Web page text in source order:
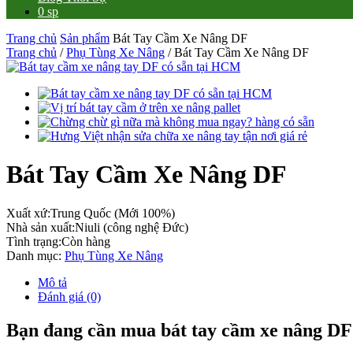
0 sp
Trang chủ Sản phẩm Bát Tay Cầm Xe Nâng DF
Trang chủ /Phụ Tùng Xe Nâng / Bát Tay Cầm Xe Nâng DF
Bát Tay Cầm Xe Nâng DF
Xuất xứ:Trung Quốc (Mới 100%)
Nhà sản xuất:Niuli (công nghệ Đức)
Tình trạng:Còn hàng
Danh mục: Phụ Tùng Xe Nâng
Mô tả
Đánh giá (0)
Bạn đang cần mua bát tay cầm xe nâng